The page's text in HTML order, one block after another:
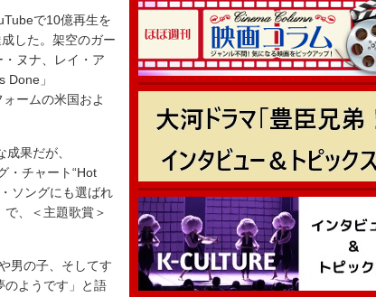
で10億再生を
した。架空のガー
ヌナ、レイ・ア
Done」
ームの米国およ
果だが、
・チャート“Hot
ソングにも選ばれ
、＜主題歌賞＞
男の子、そしてす
のようです」と語